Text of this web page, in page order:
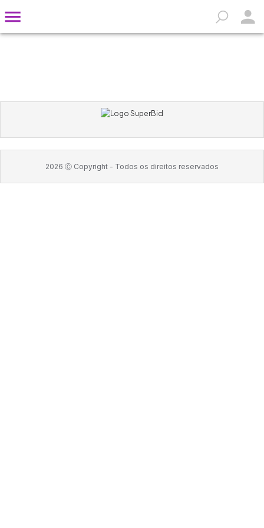
2026 Ⓒ Copyright - Todos os direitos reservados